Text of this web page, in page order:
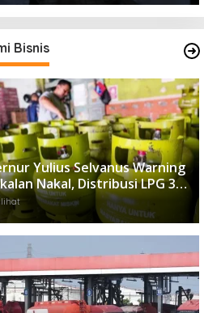
Bisnis
Yulius Selvanus Warning
Nakal, Distribusi LPG 3
Diawasi Ketat